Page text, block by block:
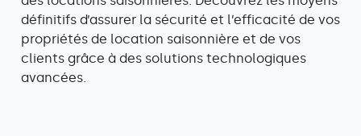
définitifs d’assurer la sécurité et l’efficacité de vos
propriétés de location saisonnière et de vos
clients grâce à des solutions technologiques
avancées.